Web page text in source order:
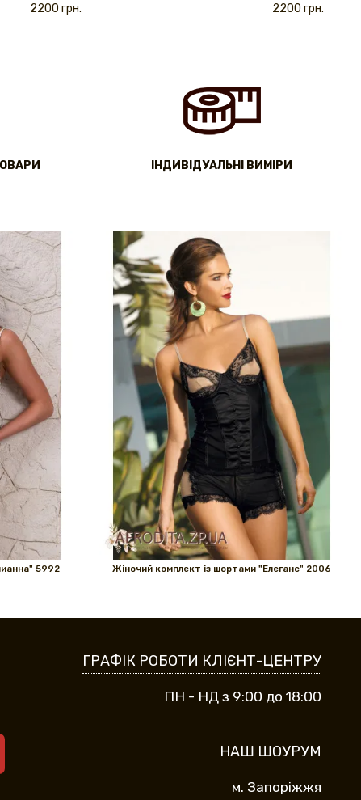
2200 грн. 2200 грн.
IНДИВІДУАЛЬНІ ВИМІРИ
5992 Жіночий комплект із шортами "Елеганс" 2006
ГРАФІК РОБОТИ КЛІЄНТ-ЦЕНТРУ
ПН - НД з 9:00 до 18:00
НАШ ШОУРУМ
м. Запоріжжя